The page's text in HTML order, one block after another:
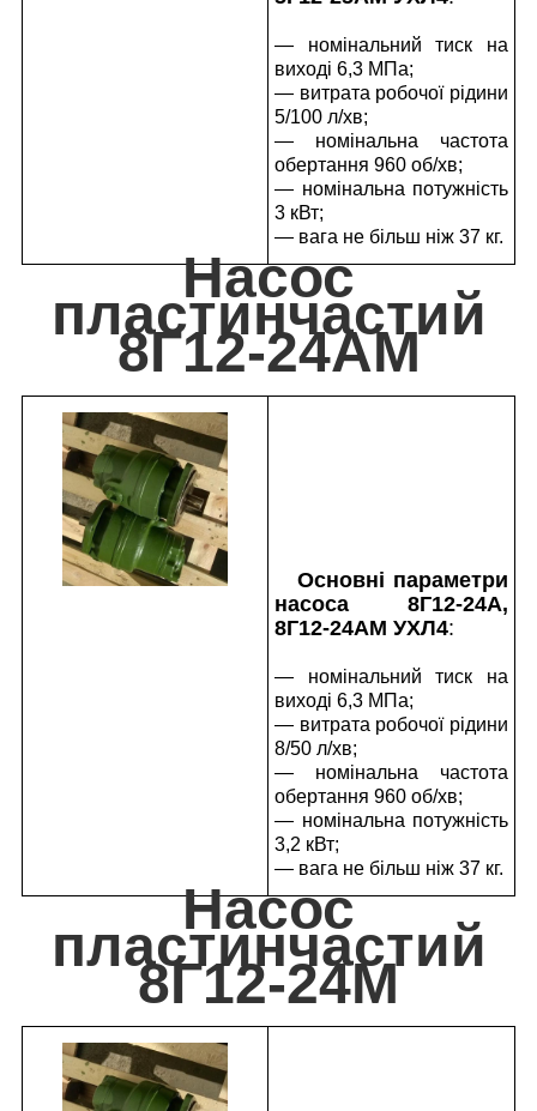
— номінальний тиск на
виході 6,3 МПа;
— витрата робочої рідини
5/100 л/хв;
— номінальна частота
обертання 960 об/хв;
— номінальна потужність
3 кВт;
— вага не більш ніж 37 кг.
Насос
пластинчастий
8Г12-24АМ
Основні параметри
насоса 8Г12-24А,
8Г12-24АМ УХЛ4:
— номінальний тиск на
виході 6,3 МПа;
— витрата робочої рідини
8/50 л/хв;
— номінальна частота
обертання 960 об/хв;
— номінальна потужність
3,2 кВт;
— вага не більш ніж 37 кг.
Насос
пластинчастий
8Г12-24М